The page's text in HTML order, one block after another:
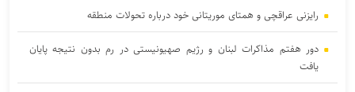
رایزنی عراقچی و همتای موریتانی خود درباره تحولات منطقه
دور هفتم مذاکرات لبنان و رژیم صهیونیستی در رم بدون نتیجه پایان
یافت